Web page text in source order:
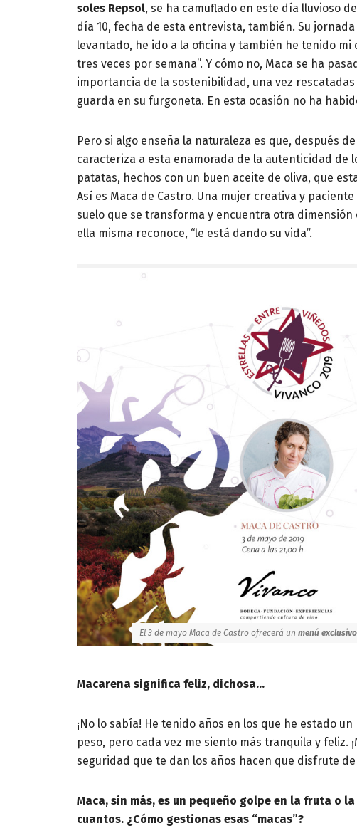
soles Repsol, se ha camuflado en este día lluvioso
día 10, fecha de esta entrevista, también. Su
levantado, he ido a la oficina y también he tenido
tres veces por semana”. Y cómo no, Maca se ha
importancia de la sostenibilidad, una vez
guarda en su furgoneta. En esta ocasión no ha
Pero si algo enseña la naturaleza es que, después
caracteriza a esta enamorada de la autenticidad de
patatas, hechos con un buen aceite de oliva, que
Así es Maca de Castro. Una mujer creativa y
suelo que se transforma y encuentra otra
ella misma reconoce, “le está dando su vida”.
El 3 de mayo Maca de Castro ofrecerá unmenú
Macarena significa feliz, dichosa…
¡No lo sabía! He tenido años en los que he estado
peso, pero cada vez me siento más tranquila y feliz.
seguridad que te dan los años hacen que disfrute de
Maca, sin más, es un pequeño golpe en la fruta o
cuantos. ¿Cómo gestionas esas “macas”?